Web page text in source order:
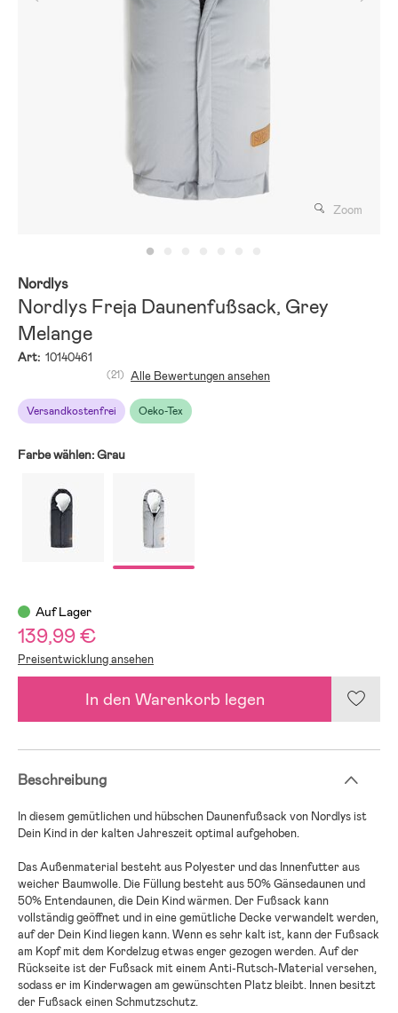
Zoom
Nordlys
Nordlys Freja Daunenfußsack, Grey
Melange
Art: 10140461
Versandkostenfrei Oeko-Tex
(21) Alle Bewertungen ansehen
Farbe wählen:Grau
Auf Lager
139,99 €
Preisentwicklung ansehen
In den Warenkorb legen
Beschreibung
In diesem gemütlichen und hübschen Daunenfußsack von Nordlys ist
Dein Kind in der kalten Jahreszeit optimal aufgehoben.
Das Außenmaterial besteht aus Polyester und das Innenfutter aus
weicher Baumwolle. Die Füllung besteht aus 50% Gänsedaunen und
50% Entendaunen, die Dein Kind wärmen. Der Fußsack kann
vollständig geöffnet und in eine gemütliche Decke verwandelt werden,
auf der Dein Kind liegen kann. Wenn es sehr kalt ist, kann der Fußsack
am Kopf mit dem Kordelzug etwas enger gezogen werden. Auf der
Rückseite ist der Fußsack mit einem Anti-Rutsch-Material versehen,
sodass er im Kinderwagen am gewünschten Platz bleibt. Innen besitzt
der Fußsack einen Schmutzschutz.